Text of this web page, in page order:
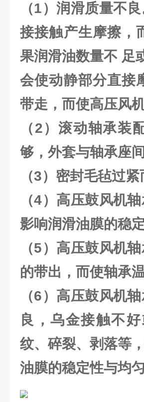
（1）润滑质量不
接接触产生摩擦，
果润滑油数量不 足
会使动静部分直接
带走，而使高压风
（2）滚动轴承装
够，外套与轴承座
（3）密封毛毡过紧
（4）高压鼓风机
影响润滑油膜的稳定
（5）高压鼓风机
的带出，而使轴承
（6）高压鼓风机
良，乌金接触不
纹、碎裂、剥落等
油膜的稳定性与均